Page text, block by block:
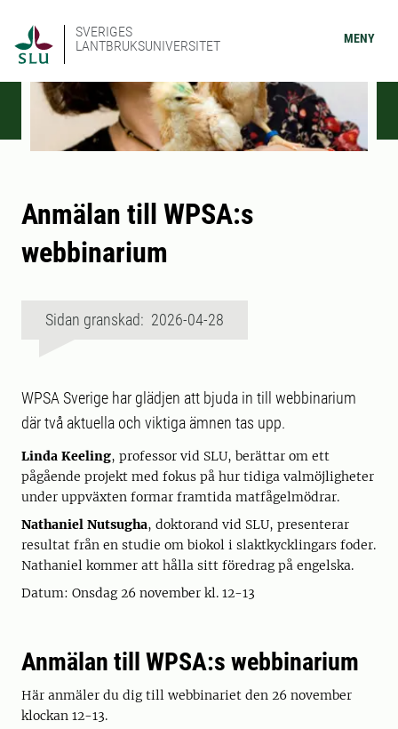
SVERIGES
LANTBRUKSUNIVERSITET
MENY
Anmälan till WPSA:s
webbinarium
Sidan granskad: 2026-04-28
WPSA Sverige har glädjen att bjuda in till webbinarium
där två aktuella och viktiga ämnen tas upp.
Linda Keeling, professor vid SLU, berättar om ett
pågående projekt med fokus på hur tidiga valmöjligheter
under uppväxten formar framtida matfågelmödrar.
Nathaniel Nutsugha, doktorand vid SLU, presenterar
resultat från en studie om biokol i slaktkycklingars foder.
Nathaniel kommer att hålla sitt föredrag på engelska.
Datum: Onsdag 26 november kl. 12-13
Anmälan till WPSA:s webbinarium
Här anmäler du dig till webbinariet den 26 november
klockan 12-13.